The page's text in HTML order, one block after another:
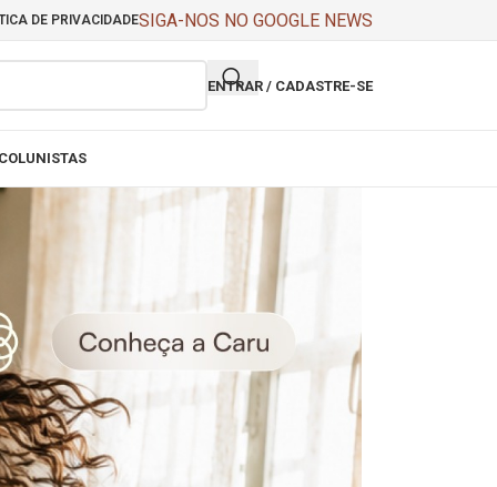
DE PRIVACIDADESIGA-NOS NO GOOGLE NEWS
ENTRAR / CADASTRE-SE